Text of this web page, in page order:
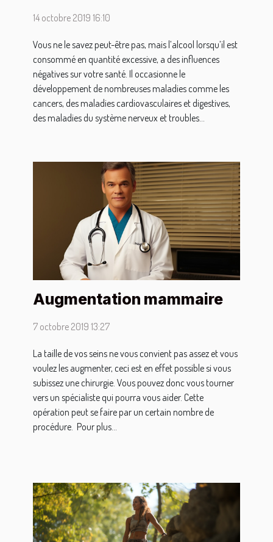
14 octobre 2019 16:10
Vous ne le savez peut-être pas, mais l’alcool lorsqu’il est
consommé en quantité excessive, a des influences
négatives sur votre santé. Il occasionne le
développement de nombreuses maladies comme les
cancers, des maladies cardiovasculaires et digestives,
des maladies du système nerveux et troubles...
Augmentation mammaire
7 octobre 2019 13:27
La taille de vos seins ne vous convient pas assez et vous
voulez les augmenter, ceci est en effet possible si vous
subissez une chirurgie. Vous pouvez donc vous tourner
vers un spécialiste qui pourra vous aider. Cette
opération peut se faire par un certain nombre de
procédure. Pour plus...